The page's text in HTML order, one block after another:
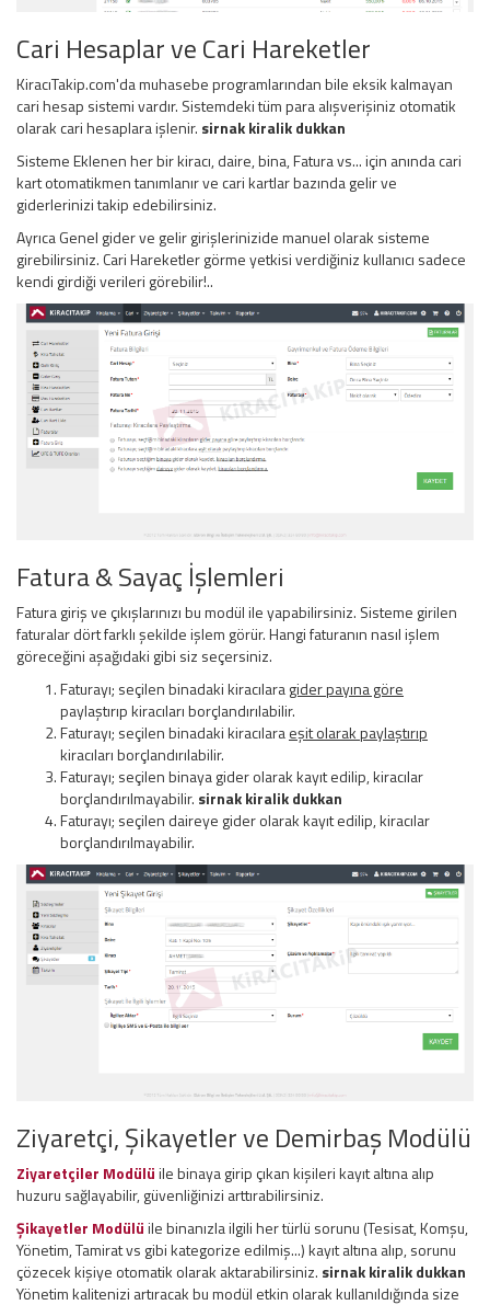
Cari Hesaplar ve Cari Hareketler
KiracıTakip.com'da muhasebe programlarından bile eksik kalmayan
cari hesap sistemi vardır. Sistemdeki tüm para alışverişiniz otomatik
olarak cari hesaplara işlenir. sirnak kiralik dukkan
Sisteme Eklenen her bir kiracı, daire, bina, Fatura vs... için anında cari
kart otomatikmen tanımlanır ve cari kartlar bazında gelir ve
giderlerinizi takip edebilirsiniz.
Ayrıca Genel gider ve gelir girişlerinizide manuel olarak sisteme
girebilirsiniz. Cari Hareketler görme yetkisi verdiğiniz kullanıcı sadece
kendi girdiği verileri görebilir!..
Fatura & Sayaç İşlemleri
Fatura giriş ve çıkışlarınızı bu modül ile yapabilirsiniz. Sisteme girilen
faturalar dört farklı şekilde işlem görür. Hangi faturanın nasıl işlem
göreceğini aşağıdaki gibi siz seçersiniz.
Faturayı; seçilen binadaki kiracılaragider payına göre
paylaştırıp kiracıları borçlandırılabilir.
Faturayı; seçilen binadaki kiracılaraeşit olarak paylaştırıp
kiracıları borçlandırılabilir.
Faturayı; seçilen binaya gider olarak kayıt edilip, kiracılar
borçlandırılmayabilir. sirnak kiralik dukkan
Faturayı; seçilen daireye gider olarak kayıt edilip, kiracılar
borçlandırılmayabilir.
Ziyaretçi, Şikayetler ve Demirbaş Modülü
Ziyaretçiler Modülüile binaya girip çıkan kişileri kayıt altına alıp
huzuru sağlayabilir, güvenliğinizi arttırabilirsiniz.
Şikayetler Modülüile binanızla ilgili her türlü sorunu (Tesisat, Komşu,
Yönetim, Tamirat vs gibi kategorize edilmiş...) kayıt altına alıp, sorunu
çözecek kişiye otomatik olarak aktarabilirsiniz. sirnak kiralik dukkan
Yönetim kalitenizi artıracak bu modül etkin olarak kullanıldığında size